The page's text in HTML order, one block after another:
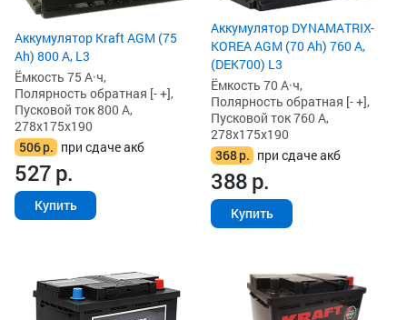
Аккумулятор Kraft AGM (75
Ah) 800 А, L3
Ёмкость 75 А·ч,
Полярность обратная [- +],
Пусковой ток 800 А,
278x175x190
506р. при сдаче акб
527р.
Купить
Аккумулятор DYNAMATRIX-
KOREA AGM (70 Ah) 760 А,
(DEK700) L3
Ёмкость 70 А·ч,
Полярность обратная [- +],
Пусковой ток 760 А,
278x175x190
368р. при сдаче акб
388р.
Купить